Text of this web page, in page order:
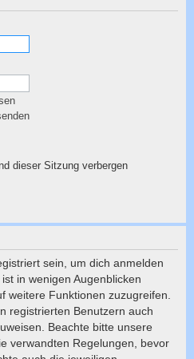
dieser Sitzung verbergen
sein, um dich anmelden
in wenigen Augenblicken
weitere Funktionen zuzugreifen.
registrierten Benutzern auch
Beachte bitte unsere
verwandten Regelungen, bevor